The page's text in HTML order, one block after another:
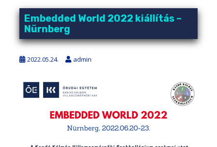
Embedded World 2022 kiállítás –
Nürnberg
2022.05.24. admin